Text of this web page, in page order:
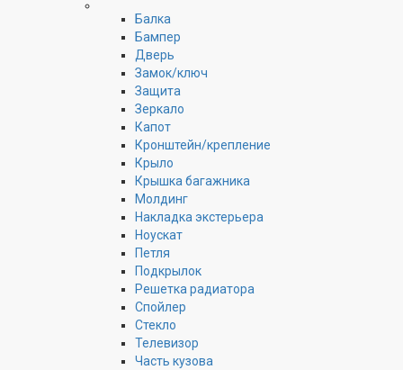
Балка
Бампер
Дверь
Замок/ключ
Защита
Зеркало
Капот
Кронштейн/крепление
Крыло
Крышка багажника
Молдинг
Накладка экстерьера
Ноускат
Петля
Подкрылок
Решетка радиатора
Спойлер
Стекло
Телевизор
Часть кузова